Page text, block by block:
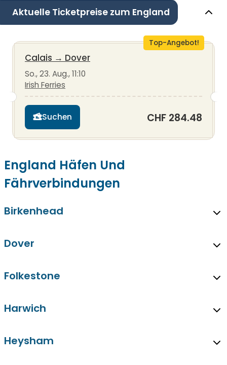
Aktuelle Ticketpreise zum England
Top-Angebot!
Calais → Dover
So., 23. Aug., 11:10
Irish Ferries
Suchen CHF 284.48
England Häfen Und
Fährverbindungen
Birkenhead
Dover
Folkestone
Harwich
Heysham